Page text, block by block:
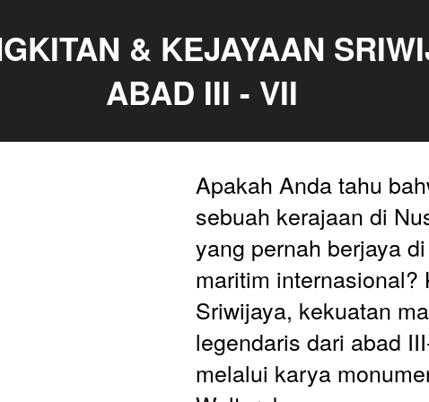
& KEJAYAAN
ABAD III - VII
Apakah Anda tahu
sebuah kerajaan di
yang pernah berjaya
maritim internasional?
Sriwijaya, kekuatan
legendaris dari abad
melalui karya